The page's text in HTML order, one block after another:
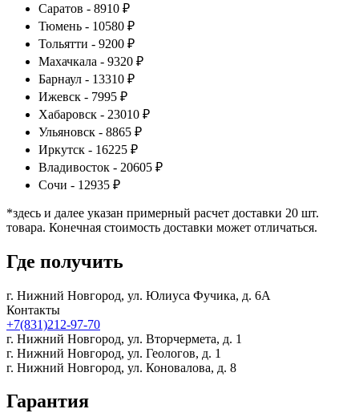
Саратов - 8910 ₽
Тюмень - 10580 ₽
Тольятти - 9200 ₽
Махачкала - 9320 ₽
Барнаул - 13310 ₽
Ижевск - 7995 ₽
Хабаровск - 23010 ₽
Ульяновск - 8865 ₽
Иркутск - 16225 ₽
Владивосток - 20605 ₽
Сочи - 12935 ₽
*здесь и далее указан примерный расчет доставки 20 шт.
товара. Конечная стоимость доставки может отличаться.
Где получить
г. Нижний Новгород, ул. Юлиуса Фучика, д. 6А
Контакты
+7(831)212-97-70
г. Нижний Новгород, ул. Вторчермета, д. 1
г. Нижний Новгород, ул. Геологов, д. 1
г. Нижний Новгород, ул. Коновалова, д. 8
Гарантия